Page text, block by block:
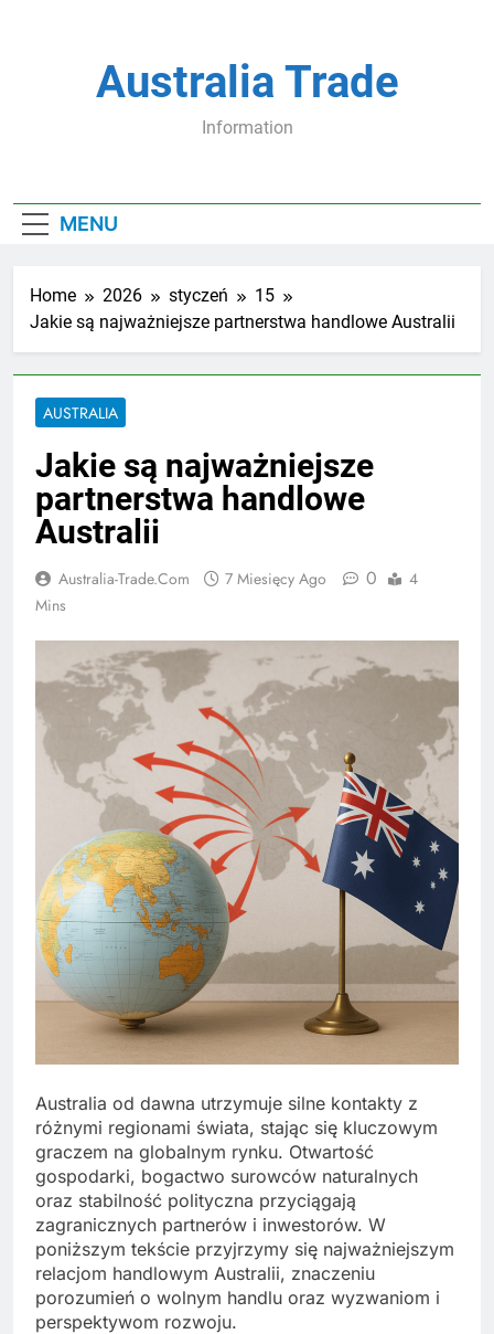
Australia Trade
Information
MENU
Home 2026 styczeń
15
Jakie są najważniejsze partnerstwa handlowe Australii
AUSTRALIA
Jakie są najważniejsze
partnerstwa handlowe
Australii
Australia-Trade.com 7 Miesięcy Ago 0
4
Mins
Australia od dawna utrzymuje silne kontakty z
różnymi regionami świata, stając się kluczowym
graczem na globalnym rynku. Otwartość
gospodarki, bogactwo surowców naturalnych
oraz stabilność polityczna przyciągają
zagranicznych partnerów i inwestorów. W
poniższym tekście przyjrzymy się najważniejszym
relacjom handlowym Australii, znaczeniu
porozumień o wolnym handlu oraz wyzwaniom i
perspektywom rozwoju.